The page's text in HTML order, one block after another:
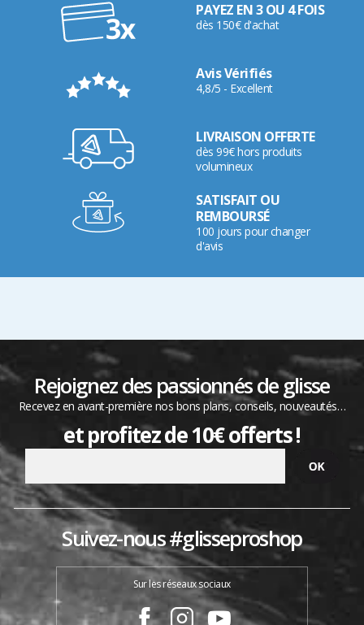
PAYEZ EN 3 OU 4 FOIS
dès 150€ d'achat
Avis Vérifiés
4,8/5 - Excellent
LIVRAISON OFFERTE
dès 99€ hors produits
volumineux
SATISFAIT OU
REMBOURSÉ
100 jours pour changer
d'avis
Rejoignez des passionnés de glisse
Recevez en avant-première nos bons plans, conseils, nouveautés…
et profitez de 10€ offerts !
Suivez-nous #glisseproshop
Sur les réseaux sociaux